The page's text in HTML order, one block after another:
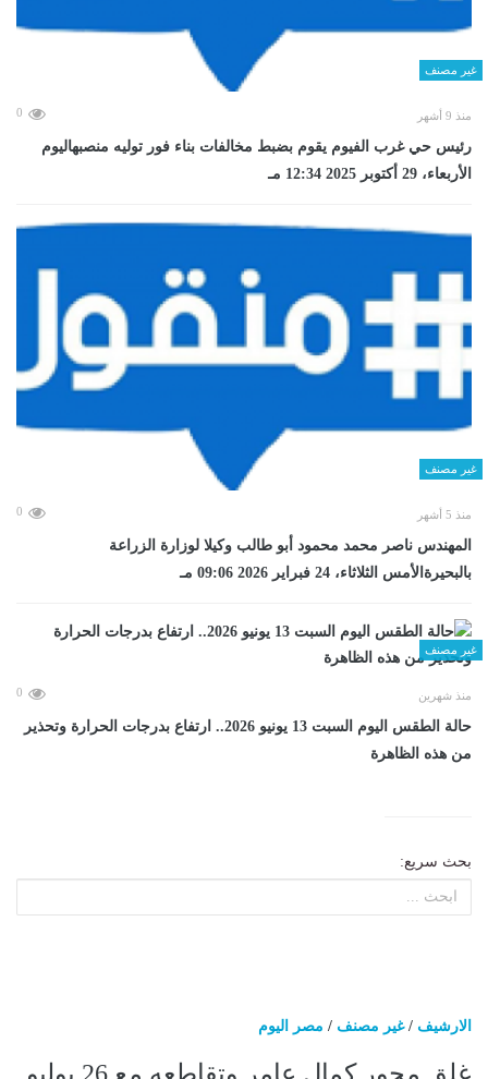
غير مصنف
منذ 9 أشهر 0
رئيس حي غرب الفيوم يقوم بضبط مخالفات بناء فور توليه منصبهاليوم
الأربعاء، 29 أكتوبر 2025 12:34 مـ
غير مصنف
منذ 5 أشهر 0
المهندس ناصر محمد محمود أبو طالب وكيلا لوزارة الزراعة
بالبحيرةالأمس الثلاثاء، 24 فبراير 2026 09:06 مـ
غير مصنف
منذ شهرين 0
حالة الطقس اليوم السبت 13 يونيو 2026.. ارتفاع بدرجات الحرارة وتحذير
من هذه الظاهرة
بحث سريع:
الارشيف /غير مصنف / مصر اليوم